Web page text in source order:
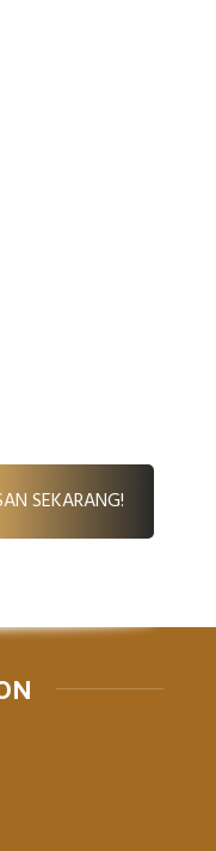
SEKARANG!